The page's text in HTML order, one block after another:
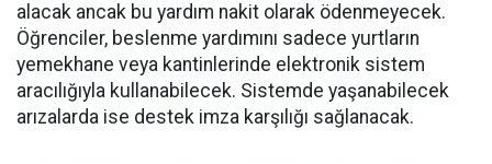
alacak ancak bu yardım nakit olarak ödenmeyecek.
Öğrenciler, beslenme yardımını sadece yurtların
yemekhane veya kantinlerinde elektronik sistem
aracılığıyla kullanabilecek. Sistemde yaşanabilecek
arızalarda ise destek imza karşılığı sağlanacak.